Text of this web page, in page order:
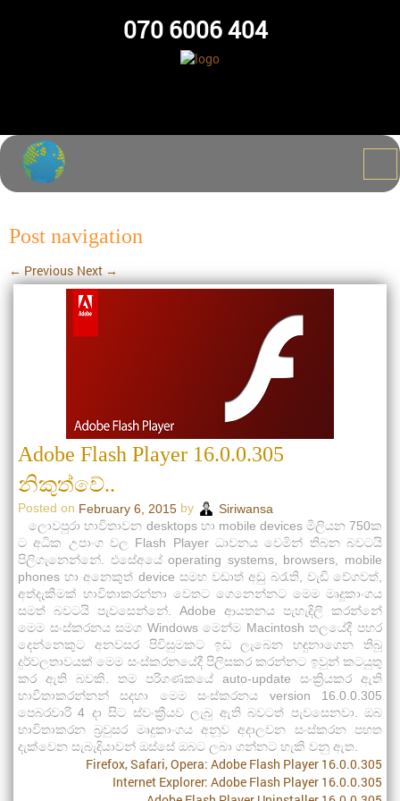
070 6006 404
Post navigation
← Previous Next →
Adobe Flash Player 16.0.0.305
නිකුත්වේ..
Posted on February 6, 2015 by
Siriwansa
ලොවපුරා භාවිතාවන desktops හා mobile devices මිලියන 750ක
ට අධික උපාංග වල Flash Player ධාවනය වෙමින් තිබන බවටයි
පිලිගැනෙන්නේ. එසේඅයේ operating systems, browsers, mobile
phones හා අනෙකුත් device සමහ වඩාත් අඩු බ‍රැති, වැඩි වේගවත්,
අත්දැකීමක් භාවිතාකරන්නා වෙතට ගෙනෙන්නට මෙම මෘදුකාංගය
සමත් බවටයි පැවසෙන්නේ. Adobe ආයතනය පැහැදිලි කරන්නේ
මෙම සංස්කරනය සමග Windows මෙන්ම Macintosh තලයේදී පහර
දෙන්නෙකුට අනවසර පිවිසුමකට ඉඩ ලැබෙන හඳුනාගෙන තිබූ
දුර්වලතාවයක් මෙම සංස්කරනයේදී පිලිසකර කරන්නට ඉවුන් කටයුතු
කර ඇති බවකි. තම පරිගණකයේ auto-update සංක්‍රියකර ඇති
භාවිතාකරන්නන් සදහා මෙම සංස්කරනය version 16.0.0.305
පෙබරවාරි 4 දා සිට ස්වංක්‍රීයව ලැබු ඇති බවටත් පැවසෙනවා. ඔබ
භාවිතාකරන බ්‍රවුසර මෘදුකාංගය අනූව අදාලවන සංස්කරන පහත
දැක්වෙන සැබැදියාවන් ඔස්සේ ඔබට ලබා ගන්නට හැකි වනු ඇත.
Firefox, Safari, Opera: Adobe Flash Player 16.0.0.305
Internet Explorer: Adobe Flash Player 16.0.0.305